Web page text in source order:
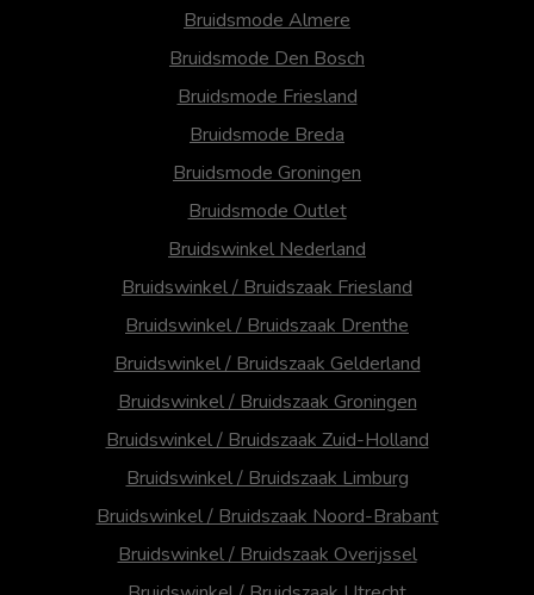
Bruidsmode Almere
Bruidsmode Den Bosch
Bruidsmode Friesland
Bruidsmode Breda
Bruidsmode Groningen
Bruidsmode Outlet
Bruidswinkel Nederland
Bruidswinkel / Bruidszaak Friesland
Bruidswinkel / Bruidszaak Drenthe
Bruidswinkel / Bruidszaak Gelderland
Bruidswinkel / Bruidszaak Groningen
Bruidswinkel / Bruidszaak Zuid-Holland
Bruidswinkel / Bruidszaak Limburg
Bruidswinkel / Bruidszaak Noord-Brabant
Bruidswinkel / Bruidszaak Overijssel